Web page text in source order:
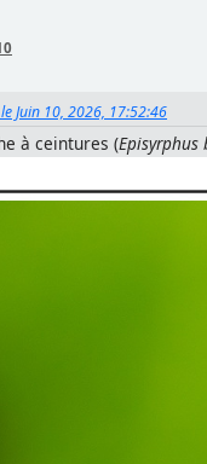
Juin 10, 2026, 17:52:46
à ceintures (